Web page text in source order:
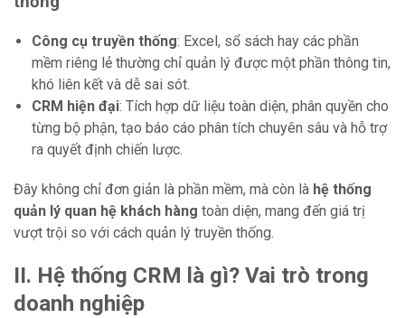
Công cụ truyền thống: Excel, sổ sách hay các phần
mềm riêng lẻ thường chỉ quản lý được một phần thông tin,
khó liên kết và dễ sai sót.
CRM hiện đại: Tích hợp dữ liệu toàn diện, phân quyền cho
từng bộ phận, tạo báo cáo phân tích chuyên sâu và hỗ trợ
ra quyết định chiến lược.
Đây không chỉ đơn giản là phần mềm, mà còn là hệ thống
quản lý quan hệ khách hàng toàn diện, mang đến giá trị
vượt trội so với cách quản lý truyền thống.
II. Hệ thống CRM là gì? Vai trò trong
doanh nghiệp